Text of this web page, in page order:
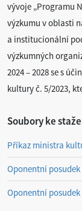
vývoje „Programu
výzkumu v oblasti
a institucionální
výzkumných
2024 – 2028 se s
kultury č. 5/2023,
Soubory ke
Příkaz ministra
Oponentní
Oponentní